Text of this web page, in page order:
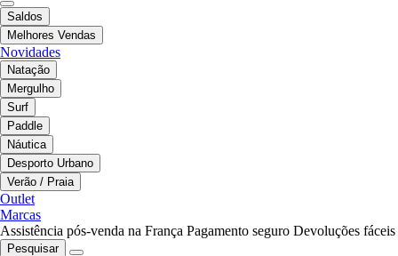
Saldos
Melhores Vendas
Novidades
Natação
Mergulho
Surf
Paddle
Náutica
Desporto Urbano
Verão / Praia
Outlet
Marcas
Assistência pós-venda na França Pagamento seguro Devoluções fáceis
Pesquisar